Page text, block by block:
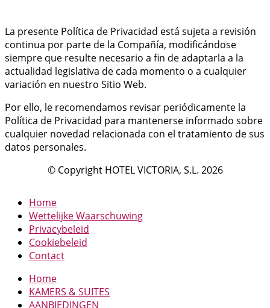
La presente Política de Privacidad está sujeta a revisión
continua por parte de la Compañía, modificándose
siempre que resulte necesario a fin de adaptarla a la
actualidad legislativa de cada momento o a cualquier
variación en nuestro Sitio Web.
Por ello, le recomendamos revisar periódicamente la
Política de Privacidad para mantenerse informado sobre
cualquier novedad relacionada con el tratamiento de sus
datos personales.
© Copyright HOTEL VICTORIA, S.L. 2026
Home
Wettelijke Waarschuwing
Privacybeleid
Cookiebeleid
Contact
Home
KAMERS & SUITES
AANBIEDINGEN